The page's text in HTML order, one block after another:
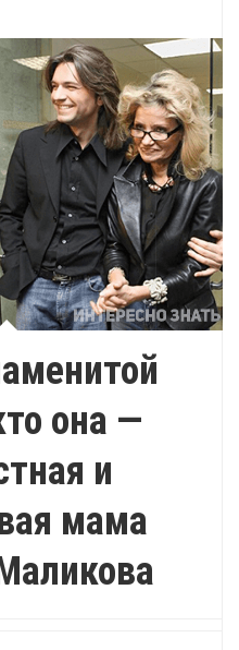
она —
и
мама